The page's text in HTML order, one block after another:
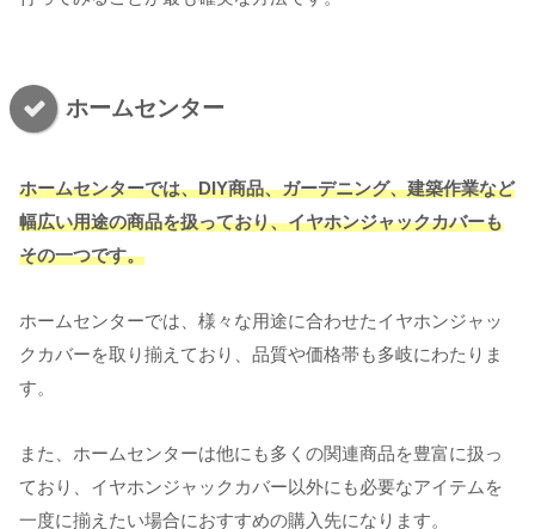
ホームセンター
ホームセンターでは、DIY商品、ガーデニング、建築作業など
幅広い用途の商品を扱っており、イヤホンジャックカバーも
その一つです。
ホームセンターでは、様々な用途に合わせたイヤホンジャッ
クカバーを取り揃えており、品質や価格帯も多岐にわたりま
す。
また、ホームセンターは他にも多くの関連商品を豊富に扱っ
ており、イヤホンジャックカバー以外にも必要なアイテムを
一度に揃えたい場合におすすめの購入先になります。